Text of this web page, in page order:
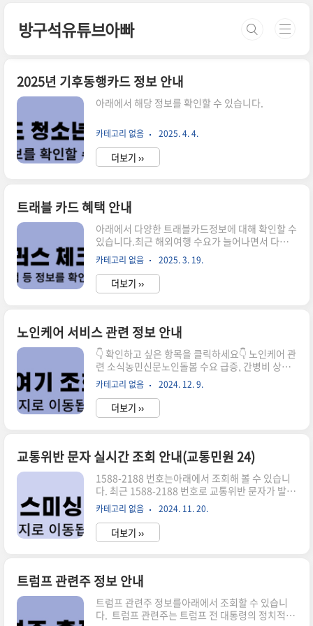
방구석유튜브아빠
2025년 기후동행카드 정보 안내
아래에서 해당 정보를 확인할 수 있습니다.
카테고리 없음 2025. 4. 4.
더보기 ››
트래블 카드 혜택 안내
아래에서 다양한 트래블카드정보에 대해 확인할 수
있습니다.최근 해외여행 수요가 늘어나면서 다양
한 트래블 체크카드가 큰 인기를 끌고 있다. 특히 국
민 트래블러스 체크카드, 신한 트래블 체크카드, 하
나 트래블로그 체크카드, 그리고 트래블월렛 카드
등은 여행객들 사이에서 필수품으로 자리 잡았다.
불필요한 지출을 절약할 수 있기 때문이다. 일반적
으로 해외에서 카드를 사용할 경우, 높은 환전 수수
료와 부가적인 결제 수수료가 발생하는데, 트래블
체크카드는 환율 우대 혜택이 높아 현지에서 부담
없이 사용할 수 있다. 대표적으로 국민 트래블러스
체크카드는 해외 결제 시 환율 우대와 캐시백 혜택
을 제공하여 해외 결제 비..
카테고리 없음 2025. 3. 19.
더보기 ››
노인케어 서비스 관련 정보 안내
👇 확인하고 싶은 항목을 클릭하세요👇 노인케어 관
련 소식농민신문노인돌봄 수요 급증, 간병비 상
승…해결책은?서울에 거주하는 김모씨(76)는 뇌
졸중으로 거동이 불편해 간병인을 고용했으나 월
300만원을 넘는 비용이 큰 부담이 되고 있다. 전문
인력 확대와 국가 지원 강화가 시급하다는 목소리
받은 박모씨(82)는 요양시설 입소를 신청했지만 대
기 기간이 6개월을 넘었다. 시설 부족 문제는 전국
적으로 심각하며 정부의 적극적인 시설 확충이 요
구된다.2024-11-30 한국일보“혼자 사는 부모님
걱정”…노인 돌봄 공백 심각경남 창원의 이모씨
(55)는 혼자 사는 아버지(83)의 건강이 걱정돼 주
말마다 고향을 찾는다. ..
카테고리 없음 2024. 12. 9.
더보기 ››
교통위반 문자 실시간 조회 안내(교통민원 24)
1588-2188 번호는아래에서 조회해 볼 수 있습니
다. 최근 1588-2188 번호로 교통위반 문자가 발송
되어 많은 분들이 혼란을 겪고 있습니다. 이 문자는
정부기관을 사칭한 스미싱 사기로, 링크를 클릭하
면 악성 앱 설치 및 개인정보 유출 피해를 입을 수
있습니다. "교통위반 벌금 부과"나 "미납 내역 확
볼 수 있습니다.스미싱 예방을 위해 문자에 포함된
링크는 절대 클릭하지 말고, 의심스러운 문자는 즉
시 삭제하는 것이 좋습니다. 특히, 스마트폰 보안
설정을 강화하고 최신 OS로 업데이트하는 것도 중
카테고리 없음 2024. 11. 20.
더보기 ››
트럼프 관련주 정보 안내
트럼프 관련주 정보를아래에서 조회할 수 있습니
다. 트럼프 관련주는 트럼프 전 대통령의 정치적 영